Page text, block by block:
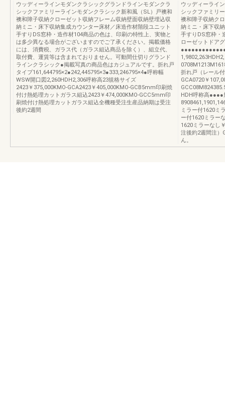
ウッディーラインモダンクラシックグランドラインモダンクラ
シックファミリーラインモダンクラシック新和風（SL）戸襖和
襖和障子収納クローゼット収納フレーム収納壁面収納壁埋込収
納ミニ・床下収納集成カウンター床材／床造作材階段ユニット
手すりDS窓枠・造作材104商品の色は、印刷の特性上、実物と
は多少異なる場合がございますのでご了承ください。掲載価格
には、消費税、ガラス代（ガラス組込商品を除く）、組立代、
取付費、運賃等は含まれておりません。可動間仕切りグランド
ラインクラシック●掲載写真の商品色はカジュアルです。折れ戸
タイプ161,644795×2●242,445795×3●333,246795×4●呼称幅
WSW開口図2,260HDH2,306呼称高23規格サイズ
2423￥375,000KMO-GCA2423￥405,000KMO-GCB5mm印刷焼
付け熱処理カットガラス組込2423￥474,000KMO-GCC5mm印
刷焼付け熱処理カットガラス組込全機種受注生産品納期は受注
後約2週間
ウッディーライ
シックファミリ
襖和障子収納ク
納ミニ・床下収
手すりDS窓枠・
ローゼットドア
折れ戸（レール
GCA0720￥
HDH呼称高●●●●
ミラー付1620ミ
ー付1620ミラー
1620ミラーなし
注後約2週間注）
ん。